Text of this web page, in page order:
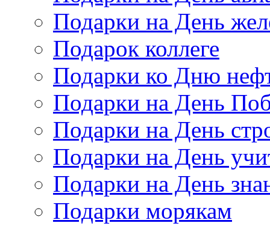
Подарки на День
Подарок коллеге
Подарки ко Дню
Подарки на День
Подарки на День
Подарки на День
Подарки на День
Подарки морякам